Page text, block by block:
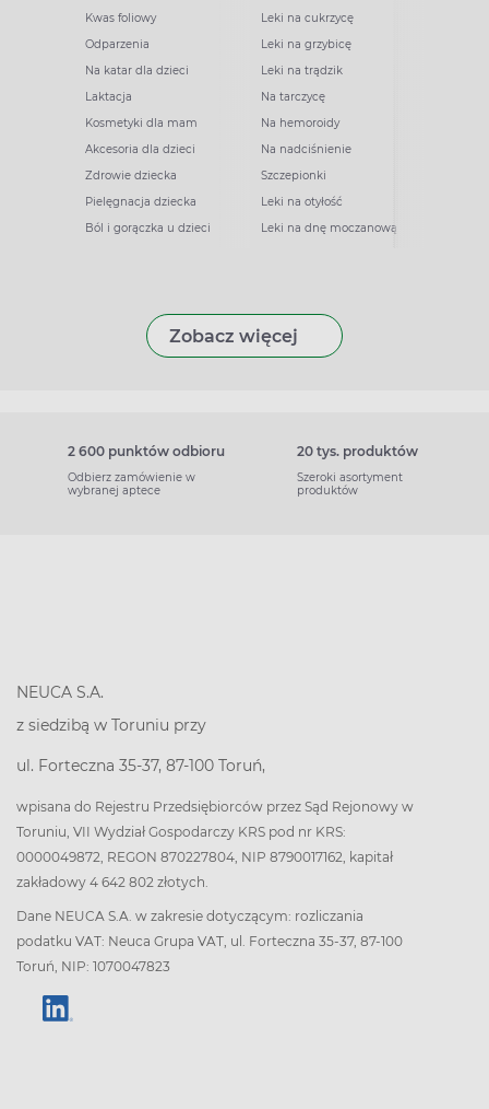
Kwas foliowy
Odparzenia
Na katar dla dzieci
Laktacja
Kosmetyki dla mam
Akcesoria dla dzieci
Zdrowie dziecka
Pielęgnacja dziecka
Ból i gorączka u dzieci
Leki na cukrzycę
Leki na grzybicę
Leki na trądzik
Na tarczycę
Na hemoroidy
Na nadciśnienie
Szczepionki
Leki na otyłość
Leki na dnę moczanową
Zobacz więcej
2 600 punktów odbioru
Odbierz zamówienie w
wybranej aptece
20 tys. produktów
Szeroki asortyment
produktów
NEUCA S.A.
z siedzibą w Toruniu przy
ul. Forteczna 35-37, 87-100 Toruń,
wpisana do Rejestru Przedsiębiorców przez Sąd Rejonowy w
Toruniu, VII Wydział Gospodarczy KRS pod nr KRS:
0000049872, REGON 870227804, NIP 8790017162, kapitał
zakładowy 4 642 802 złotych.
Dane NEUCA S.A. w zakresie dotyczącym: rozliczania
podatku VAT: Neuca Grupa VAT, ul. Forteczna 35-37, 87-100
Toruń, NIP: 1070047823